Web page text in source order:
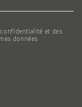
et des
données